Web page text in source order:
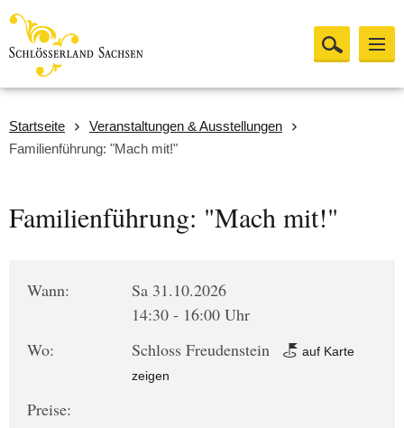
Startseite
Veranstaltungen & Ausstellungen
Familienführung: "Mach mit!"
Familienführung: "Mach mit!"
Wann:
Sa 31.10.2026
14:30 - 16:00 Uhr
Wo:
Schloss Freudenstein
auf Karte
zeigen
Preise: